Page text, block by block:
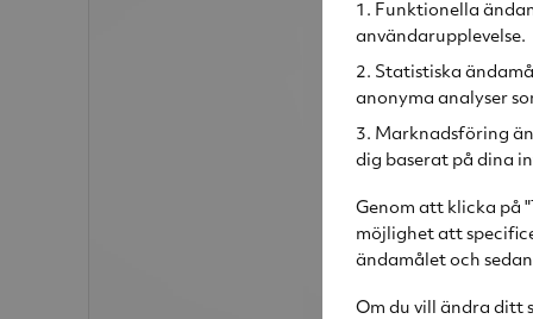
Funktionella
användarupplevelse.
Statistiska
anonyma analyser
Marknadsföring
dig baserat på dina
Genom att klicka på
möjlighet att
ändamålet och
Om du vill ändra ditt